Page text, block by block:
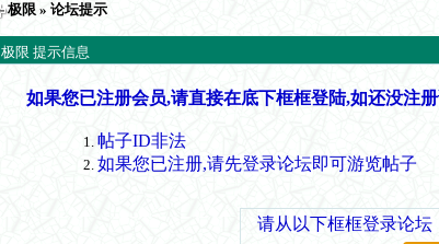
极限 » 论坛提示
极限 提示信息
如果您已注册会员,请直接在底下框框登陆,如还没注
帖子ID非法
如果您已注册,请先登录论坛即可游览帖子
请从以下框框登录论坛